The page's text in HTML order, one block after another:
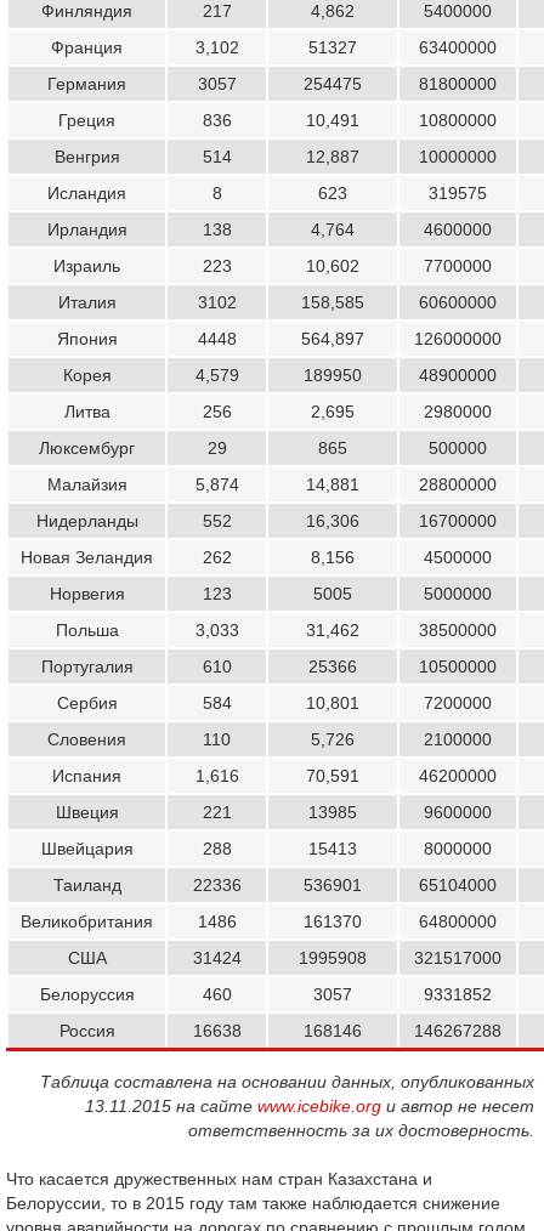
Финляндия
217 4,862
5400000
Франция
3,102 51327
63400000
Германия
3057 254475
81800000
Греция
836 10,491
10800000
Венгрия
514 12,887
10000000
Исландия
8 623
319575
Ирландия
138 4,764
4600000
Израиль
223 10,602
7700000
Италия
3102 158,585
60600000
Япония
4448 564,897
126000000
Корея
4,579 189950
48900000
Литва
256 2,695
2980000
Люксембург
29 865
500000
Малайзия
5,874 14,881
28800000
Нидерланды
552 16,306
16700000
Новая Зеландия
262 8,156
4500000
Норвегия
123 5005
5000000
Польша
3,033 31,462
38500000
Португалия
610 25366
10500000
Сербия
584 10,801
7200000
Словения
110 5,726
2100000
Испания
1,616 70,591
46200000
Швеция
221 13985
9600000
Швейцария
288 15413
8000000
Таиланд
22336 536901
65104000
Великобритания
1486 161370
64800000
США
31424 1995908
321517000
Белоруссия
460 3057
9331852
Россия
16638 168146 146267288
Таблица составлена на основании данных, опубликованных
13.11.2015 на сайте www.icebike.orgи автор не несет
ответственность за их достоверность.
Что касается дружественных нам стран Казахстана и
Белоруссии, то в 2015 году там также наблюдается снижение